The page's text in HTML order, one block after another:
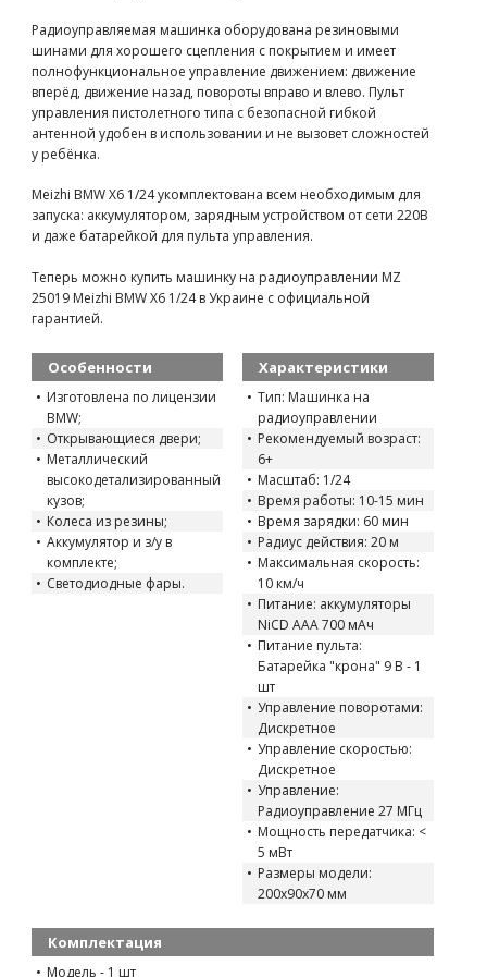
Радиоуправляемая машинка оборудована резиновыми
шинами для хорошего сцепления с покрытием и имеет
полнофункциональное управление движением: движение
вперёд, движение назад, повороты вправо и влево. Пульт
управления пистолетного типа с безопасной гибкой
антенной удобен в использовании и не вызовет сложностей
у ребёнка.
Meizhi BMW X6 1/24 укомплектована всем необходимым для
запуска: аккумулятором, зарядным устройством от сети 220В
и даже батарейкой для пульта управления.
Теперь можно купить машинку на радиоуправлении MZ
25019 Meizhi BMW X6 1/24 в Украине с официальной
гарантией.
Особенности
Изготовлена по лицензии
BMW;
Открывающиеся двери;
Металлический
высокодетализированный
кузов;
Колеса из резины;
Аккумулятор и з/у в
комплекте;
Светодиодные фары.
Характеристики
Тип: Машинка на
радиоуправлении
Рекомендуемый возраст:
6+
Масштаб: 1/24
Время работы: 10-15 мин
Время зарядки: 60 мин
Радиус действия: 20 м
Максимальная скорость:
10 км/ч
Питание: аккумуляторы
NiCD AAA 700 мАч
Питание пульта:
Батарейка "крона" 9 В - 1
шт
Управление поворотами:
Дискретное
Управление скоростью:
Дискретное
Управление:
Радиоуправление 27 МГц
Мощность передатчика: <
5 мВт
Размеры модели:
200x90x70 мм
Комплектация
Модель - 1 шт